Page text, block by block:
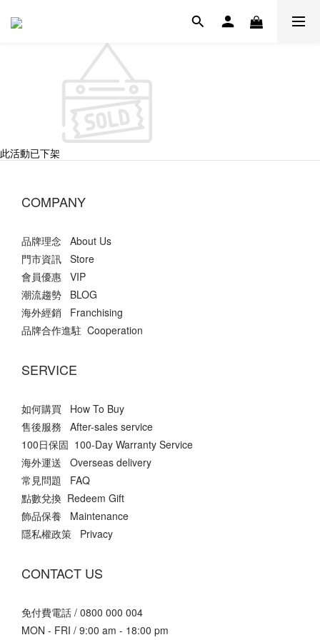
此活動已下架
COMPANY
品牌理念 About Us
門市資訊 Store
會員優惠 VIP
潮流趨勢 BLOG
海外經銷 Franchising
品牌合作進駐 Cooperation
SERVICE
如何購買 How To Buy
售後服務 After-sales service
100日保固 100-Day Warranty Service
海外運送 Overseas delivery
常見問題 FAQ
點數兌換 Redeem Gift
飾品保養 Maintenance
隱私權政策 Privacy
CONTACT US
免付費電話 / 0800 000 004
MON - FRI / 9:00 am - 18:00 pm